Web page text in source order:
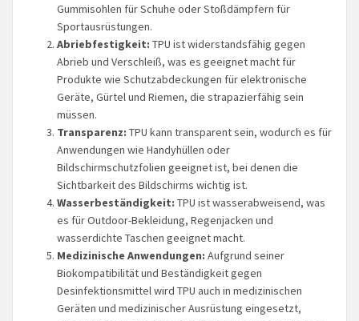
Gummisohlen für Schuhe oder Stoßdämpfern für
Sportausrüstungen.
Abriebfestigkeit: TPU ist widerstandsfähig gegen
Abrieb und Verschleiß, was es geeignet macht für
Produkte wie Schutzabdeckungen für elektronische
Geräte, Gürtel und Riemen, die strapazierfähig sein
müssen.
Transparenz: TPU kann transparent sein, wodurch es für
Anwendungen wie Handyhüllen oder
Bildschirmschutzfolien geeignet ist, bei denen die
Sichtbarkeit des Bildschirms wichtig ist.
Wasserbeständigkeit: TPU ist wasserabweisend, was
es für Outdoor-Bekleidung, Regenjacken und
wasserdichte Taschen geeignet macht.
Medizinische Anwendungen: Aufgrund seiner
Biokompatibilität und Beständigkeit gegen
Desinfektionsmittel wird TPU auch in medizinischen
Geräten und medizinischer Ausrüstung eingesetzt,